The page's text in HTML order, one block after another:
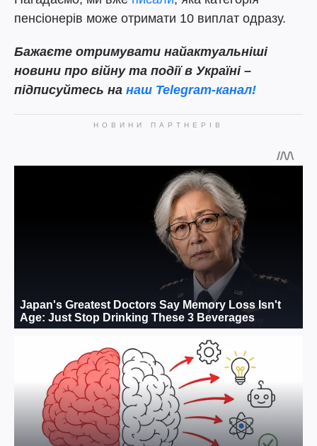
пенсіонерів може отримати 10 виплат одразу.
Бажаєте отримувати найактуальніші
новини про війну та події в Україні –
підписуйтесь на наш Telegram-канал!